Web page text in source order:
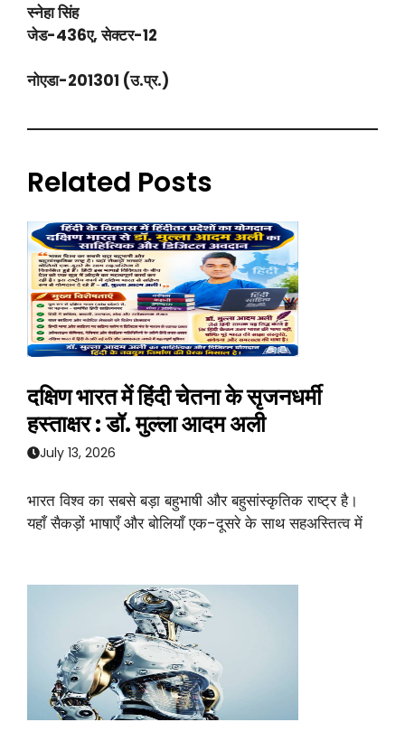
स्नेहा सिंह
जेड-436ए, सेक्टर-12
नोएडा-201301 (उ.प्र.)
Related Posts
दक्षिण भारत में हिंदी चेतना के सृजनधर्मी
हस्ताक्षर : डॉ. मुल्ला आदम अली
July 13, 2026
भारत विश्व का सबसे बड़ा बहुभाषी और बहुसांस्कृतिक राष्ट्र है।
यहाँ सैकड़ों भाषाएँ और बोलियाँ एक-दूसरे के साथ सहअस्तित्व में